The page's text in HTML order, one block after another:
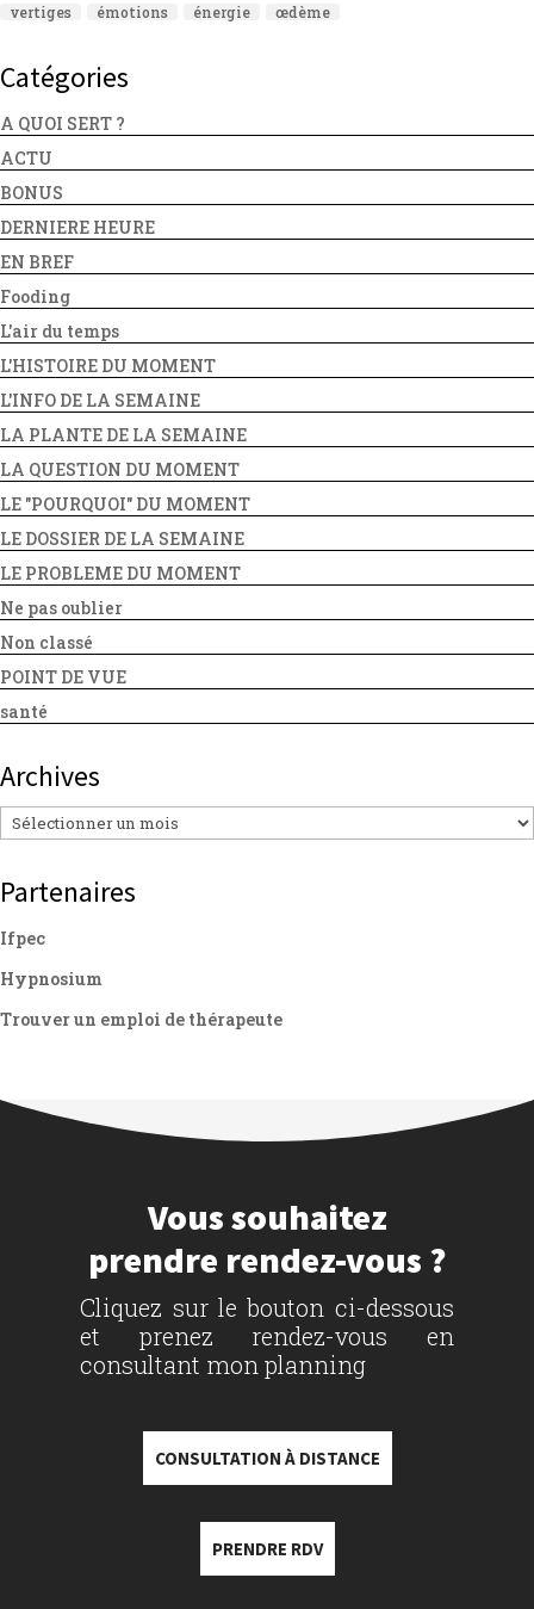
vertiges
émotions énergie œdème
Catégories
A QUOI SERT ?
ACTU
BONUS
DERNIERE HEURE
EN BREF
Fooding
L'air du temps
L'HISTOIRE DU MOMENT
L'INFO DE LA SEMAINE
LA PLANTE DE LA SEMAINE
LA QUESTION DU MOMENT
LE "POURQUOI" DU MOMENT
LE DOSSIER DE LA SEMAINE
LE PROBLEME DU MOMENT
Ne pas oublier
Non classé
POINT DE VUE
santé
Archives
Archives
Partenaires
Ifpec
Hypnosium
Trouver un emploi de thérapeute
Vous souhaitez
prendre rendez-vous ?
Cliquez sur le bouton ci-dessous
et prenez rendez-vous en
consultant mon planning
CONSULTATION À DISTANCE
PRENDRE RDV